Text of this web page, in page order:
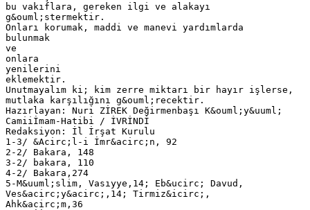
bu vakıflara, gereken ilgi ve alakayı
g&ouml;stermektir.
Onları korumak, maddi ve manevi yardımlarda
bulunmak
ve
onlara
yenilerini
eklemektir.
Unutmayalım ki; kim zerre miktarı bir hayır işlerse,
mutlaka karşılığını g&ouml;recektir.
Hazırlayan: Nuri ZİREK Değirmenbaşı K&ouml;y&uuml;
Camiiİmam-Hatibi / İVRİNDİ
Redaksiyon: İl İrşat Kurulu
1-3/ &Acirc;l-i İmr&acirc;n, 92
2-2/ Bakara, 148
3-2/ bakara, 110
4-2/ Bakara,274
5-M&uuml;slim, Vasıyye,14; Eb&ucirc; Davud,
Ves&acirc;y&acirc;,14; Tirmiz&icirc;,
Ahk&acirc;m,36